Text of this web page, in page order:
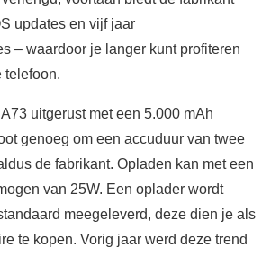
updates en vijf jaar
– waardoor je langer kunt profiteren
telefoon.
uitgerust met een 5.000 mAh
genoeg om een accuduur van twee
de fabrikant. Opladen kan met een
van 25W. Een oplader wordt
meegeleverd, deze dien je als
te kopen. Vorig jaar werd deze trend